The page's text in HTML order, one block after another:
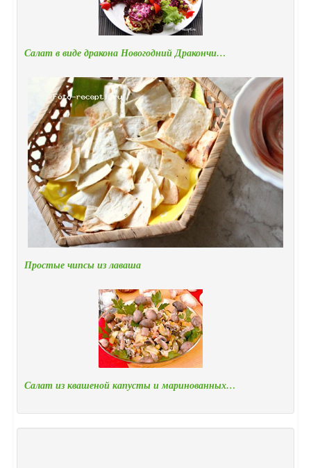
Салат в виде дракона Новогодний Дракончи…
Простые чипсы из лаваша
Салат из квашеной капусты и маринованных…